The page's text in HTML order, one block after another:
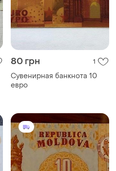
80 грн 1
Сувенирная банкнота 10
евро